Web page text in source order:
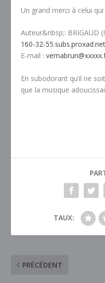
Un grand merci à celui
Auteur&nbsp;: BRIGAUD
160-32-55.subs.proxad.net
E-mail :
En subodorant qu’il ne
que la musique
TAUX:
PRÉCÉDENT